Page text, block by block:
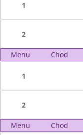
1
2
Menu Chod
1
2
Menu Chod